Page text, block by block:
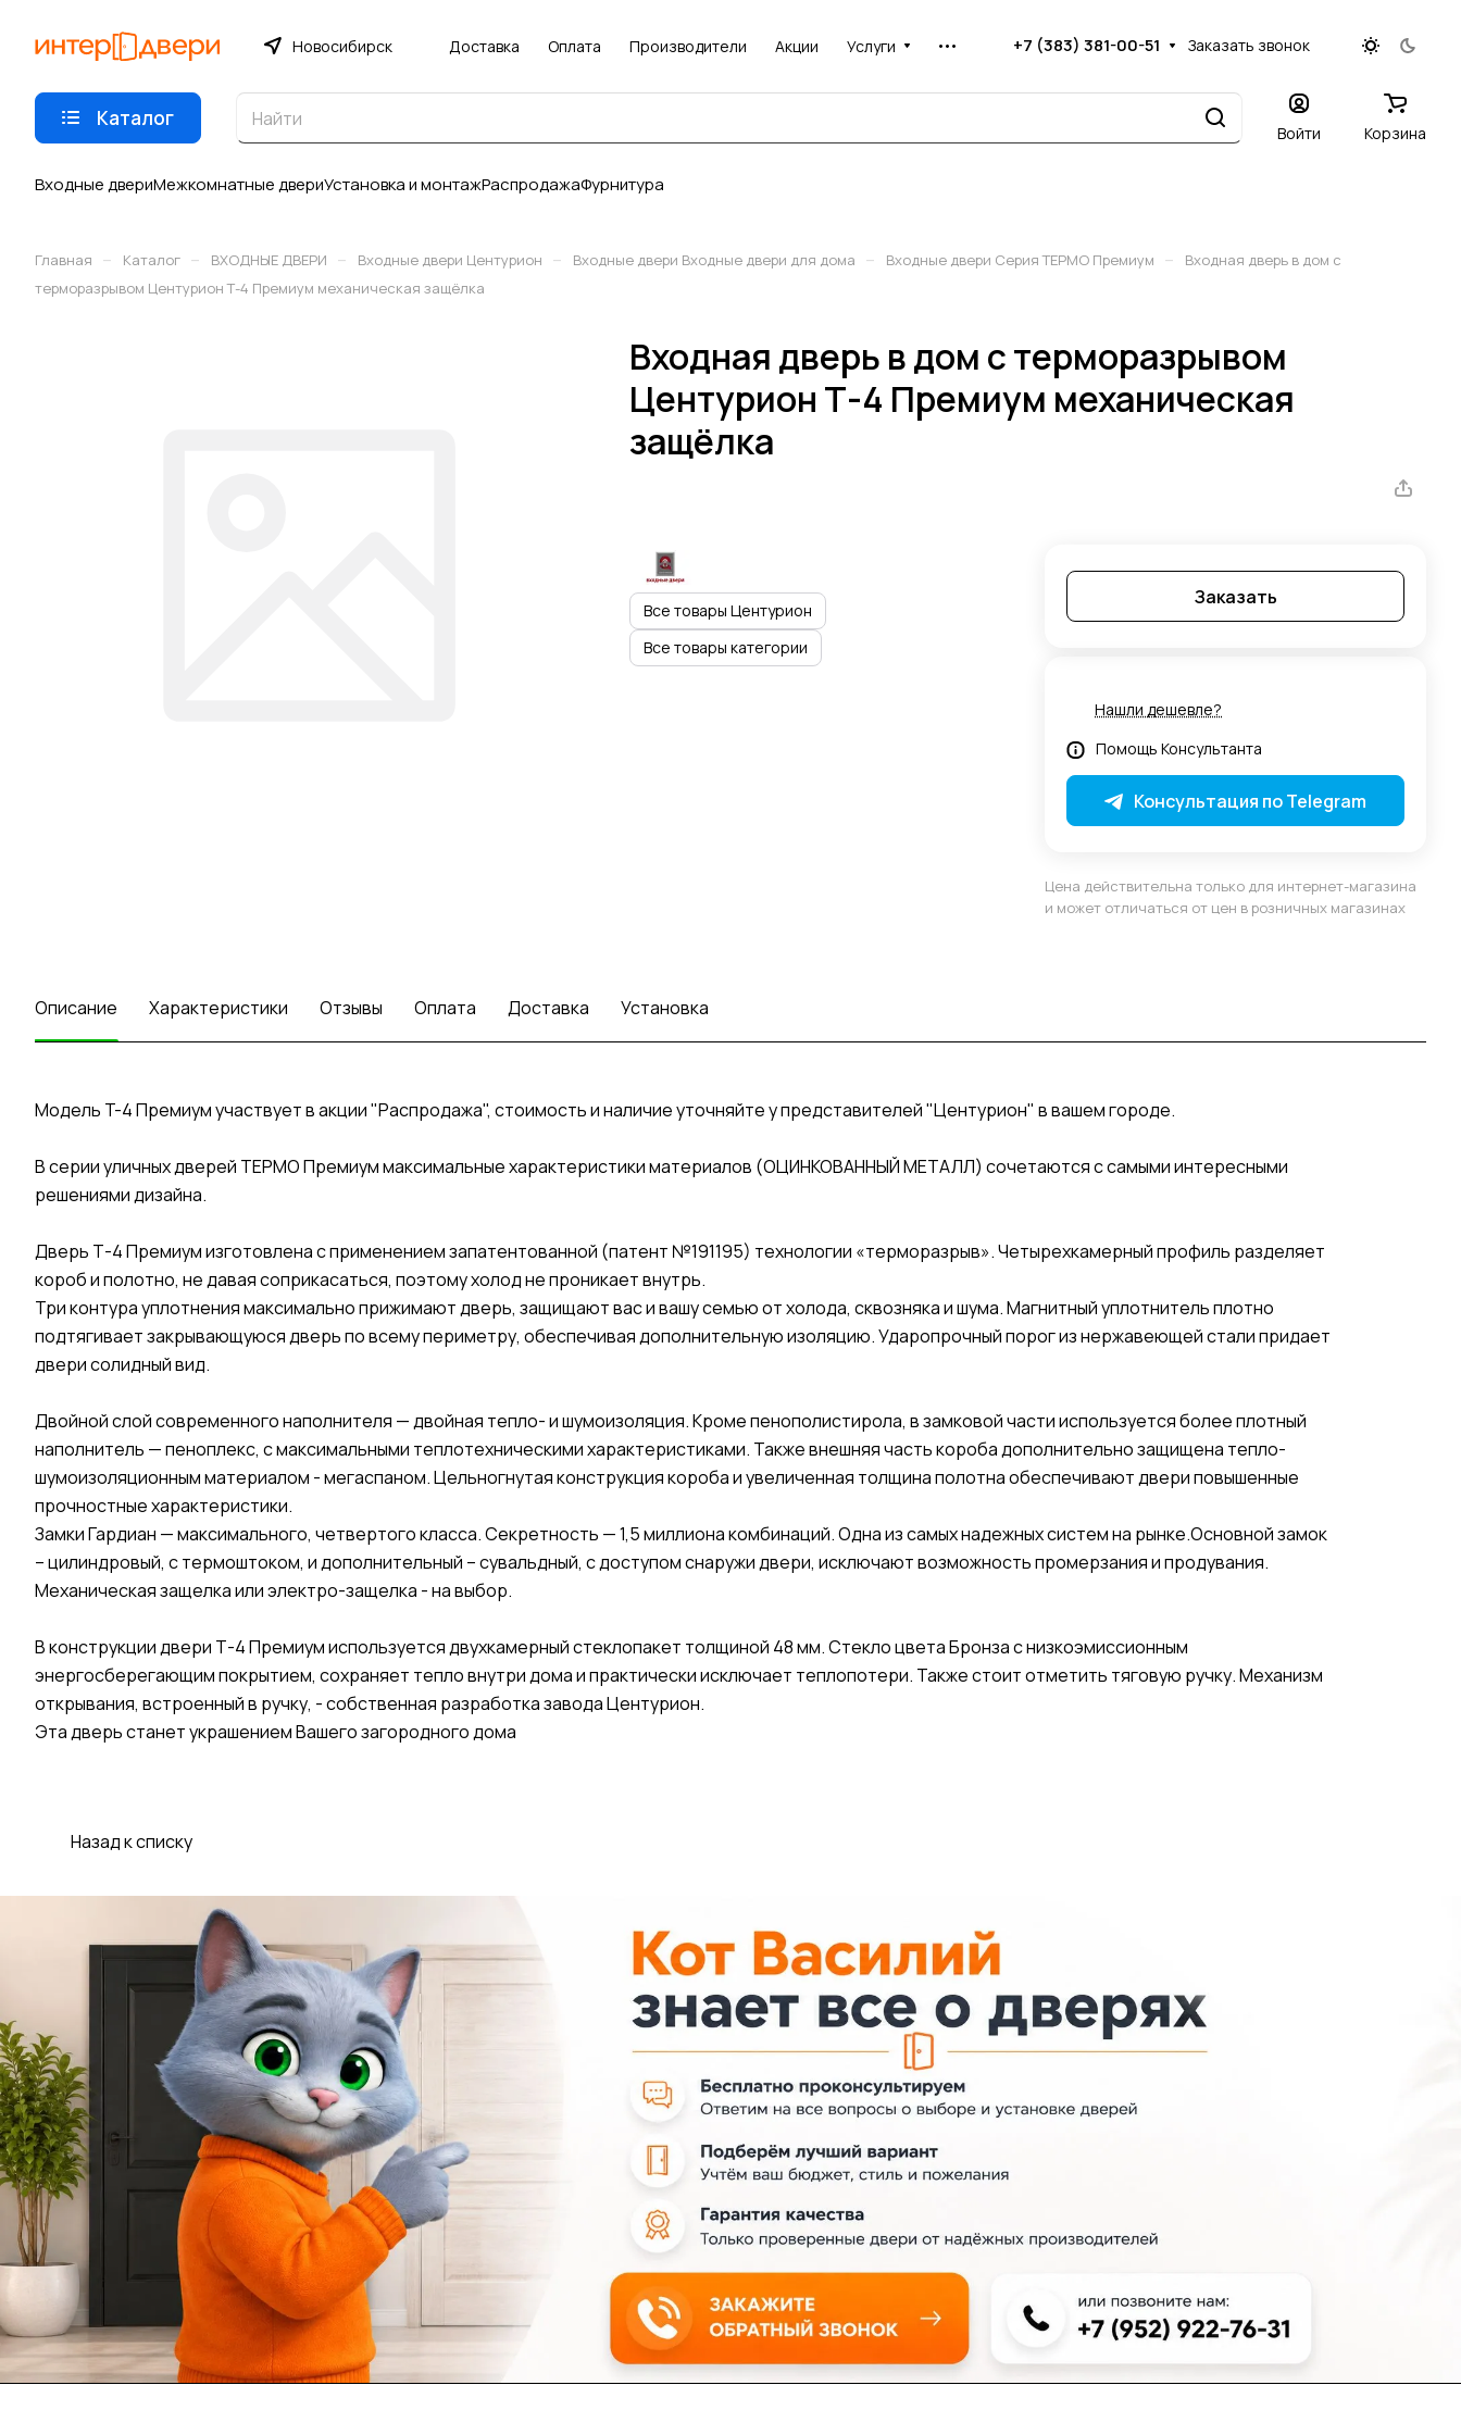
Новосибирск Доставка Оплата Производители Акции Услуги +7 (383) 381-00-51 Заказать звонок
Каталог
Войти Корзина
Входные двериМежкомнатные двериУстановка и монтажРаспродажаФурнитура
Главная – Каталог – ВХОДНЫЕ ДВЕРИ – Входные двери Центурион – Входные двери Входные двери для дома – Входные двери Серия ТЕРМО Премиум –
Входная дверь в дом с
терморазрывом Центурион Т-4 Премиум механическая защёлка
Входная дверь в дом с терморазрывом
Центурион Т-4 Премиум механическая
защёлка
Все товары Центурион
Все товары категории
Заказать
Нашли дешевле?
Помощь Консультанта
Консультация по Telegram
Цена действительна только для интернет-магазина
и может отличаться от цен в розничных магазинах
Описание Характеристики Отзывы Оплата Доставка Установка
Модель T-4 Премиум участвует в акции "Распродажа", стоимость и наличие уточняйте у представителей "Центурион" в вашем городе.
В серии уличных дверей ТЕРМО Премиум максимальные характеристики материалов (ОЦИНКОВАННЫЙ МЕТАЛЛ) сочетаются с самыми интересными
решениями дизайна.
Дверь Т-4 Премиум изготовлена с применением запатентованной (патент №191195) технологии «терморазрыв». Четырехкамерный профиль разделяет
короб и полотно, не давая соприкасаться, поэтому холод не проникает внутрь.
Три контура уплотнения максимально прижимают дверь, защищают вас и вашу семью от холода, сквозняка и шума. Магнитный уплотнитель плотно
подтягивает закрывающуюся дверь по всему периметру, обеспечивая дополнительную изоляцию. Ударопрочный порог из нержавеющей стали придает
двери солидный вид.
Двойной слой современного наполнителя — двойная тепло- и шумоизоляция. Кроме пенополистирола, в замковой части используется более плотный
наполнитель — пеноплекс, с максимальными теплотехническими характеристиками. Также внешняя часть короба дополнительно защищена тепло-
шумоизоляционным материалом - мегаспаном. Цельногнутая конструкция короба и увеличенная толщина полотна обеспечивают двери повышенные
прочностные характеристики.
Замки Гардиан — максимального, четвертого класса. Секретность — 1,5 миллиона комбинаций. Одна из самых надежных систем на рынке.Основной замок
– цилиндровый, с термоштоком, и дополнительный – сувальдный, с доступом снаружи двери, исключают возможность промерзания и продувания.
Механическая защелка или электро-защелка - на выбор.
В конструкции двери Т-4 Премиум используется двухкамерный стеклопакет толщиной 48 мм. Стекло цвета Бронза с низкоэмиссионным
энергосберегающим покрытием, сохраняет тепло внутри дома и практически исключает теплопотери. Также стоит отметить тяговую ручку. Механизм
открывания, встроенный в ручку, - собственная разработка завода Центурион.
Эта дверь станет украшением Вашего загородного дома
Назад к списку